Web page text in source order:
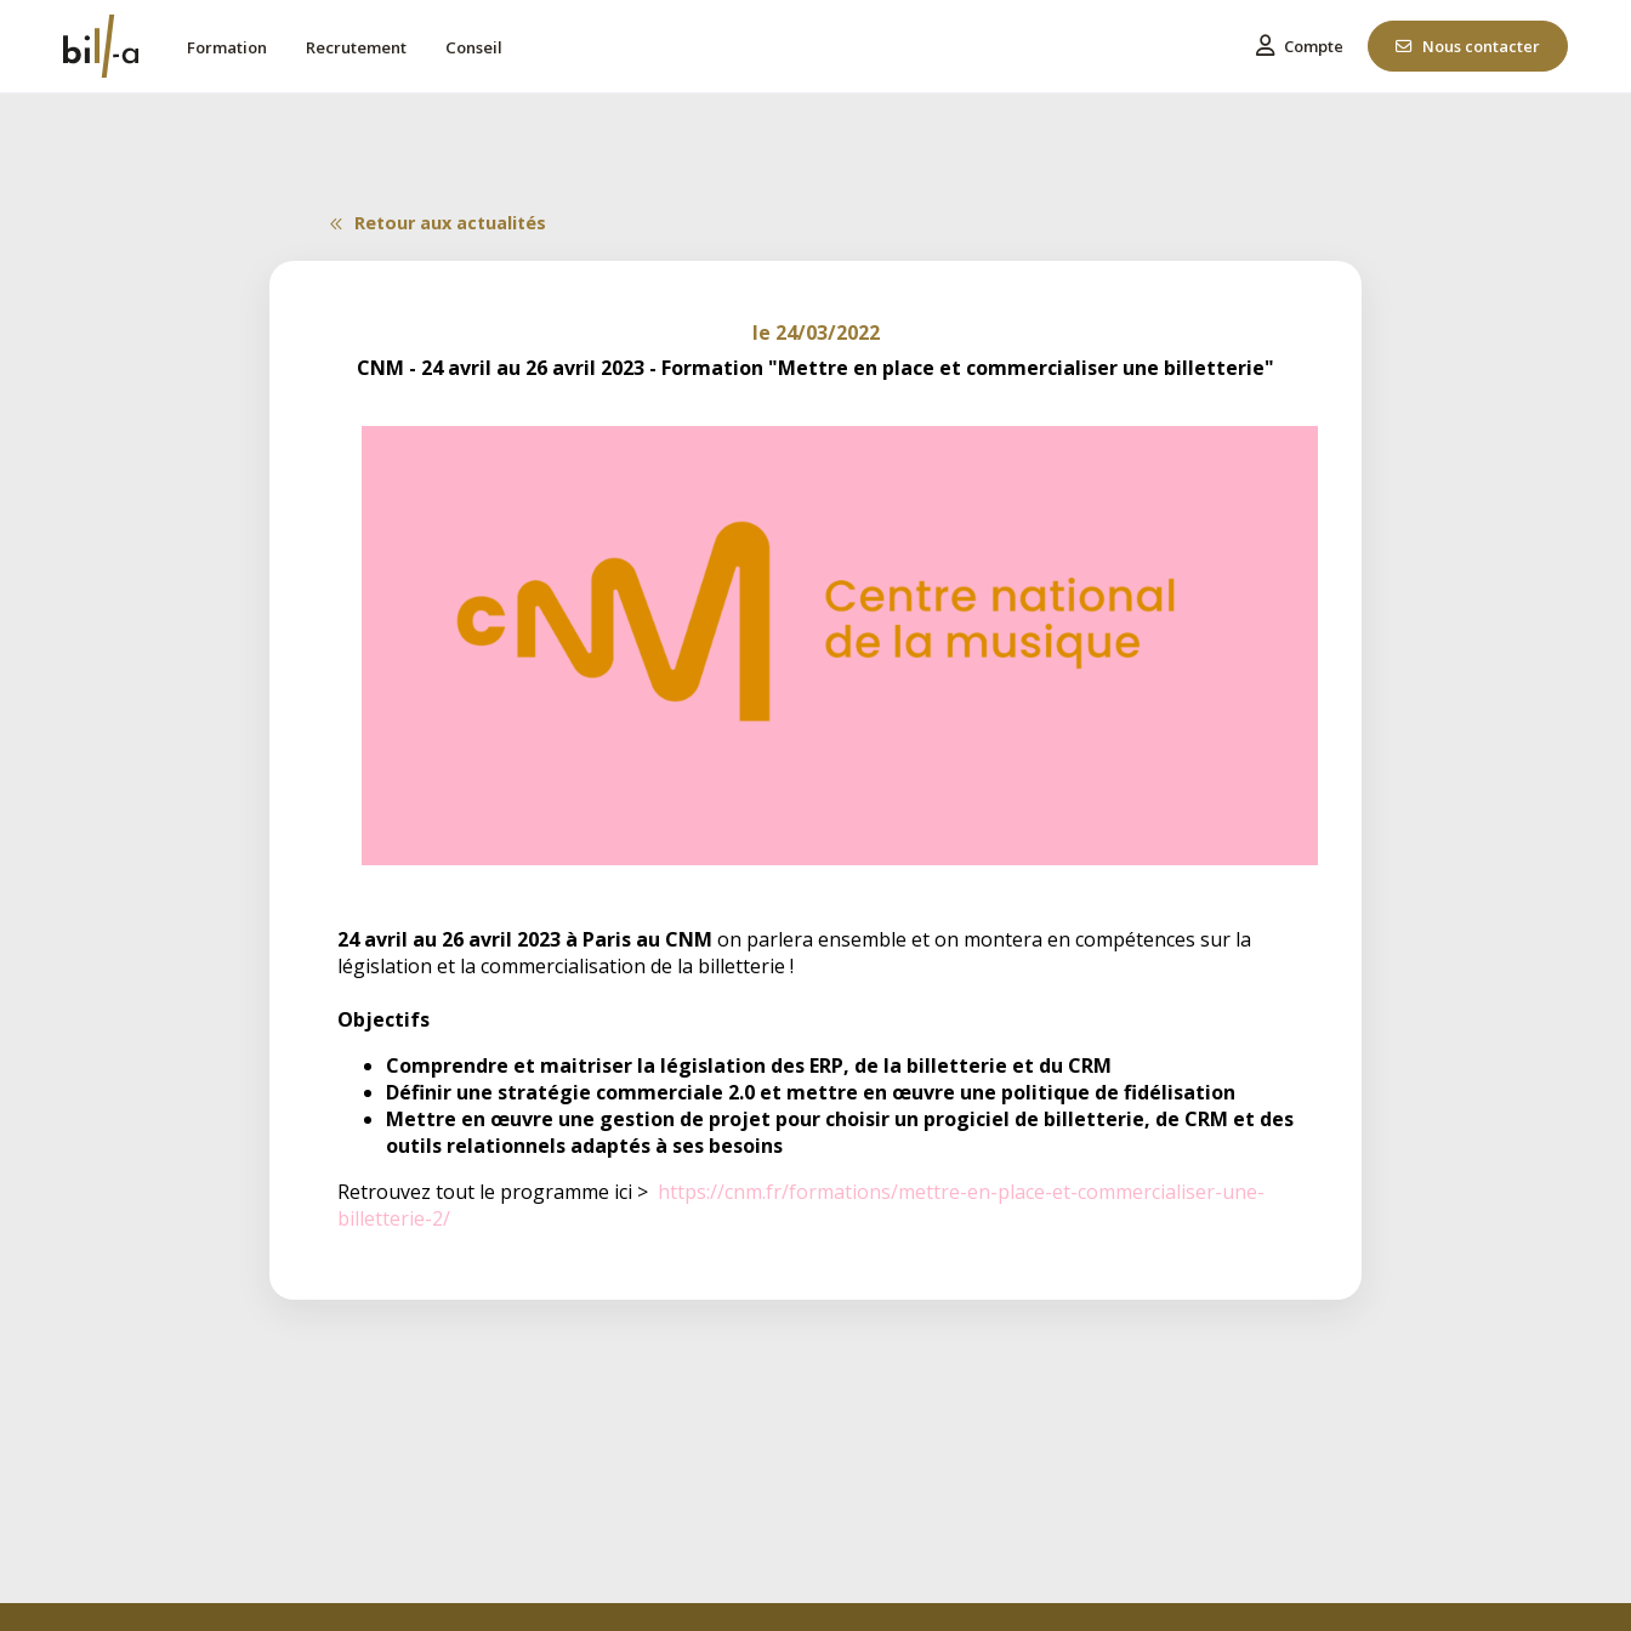
Formation Recrutement Conseil Compte Nous contacter
Retour aux actualités
le 24/03/2022
CNM - 24 avril au 26 avril 2023 - Formation "Mettre en place et commercialiser une billetterie"
24 avril au 26 avril 2023 à Paris au CNM on parlera ensemble et on montera en compétences sur la
législation et la commercialisation de la billetterie !
Objectifs
Comprendre et maitriser la législation des ERP, de la billetterie et du CRM
Définir une stratégie commerciale 2.0 et mettre en œuvre une politique de fidélisation
Mettre en œuvre une gestion de projet pour choisir un progiciel de billetterie, de CRM et des
outils relationnels adaptés à ses besoins
Retrouvez tout le programme ici > https://cnm.fr/formations/mettre-en-place-et-commercialiser-une-
billetterie-2/